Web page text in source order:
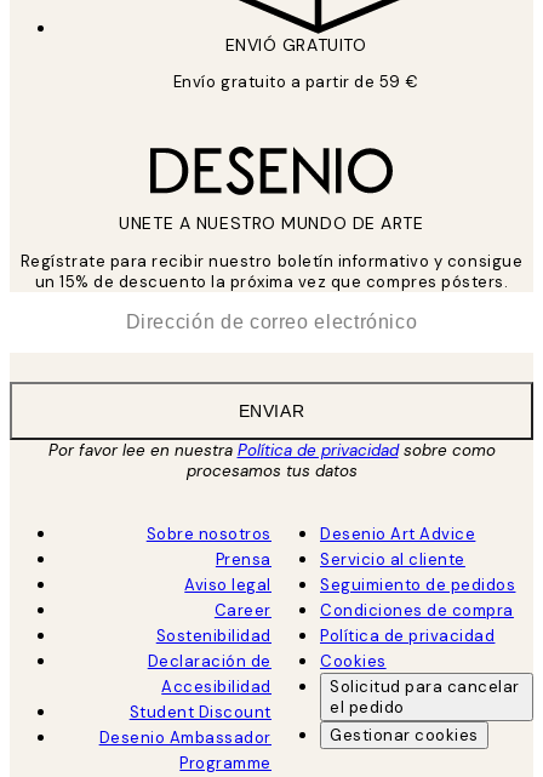
ENVIÓ GRATUITO
Envío gratuito a partir de 59 €
UNETE A NUESTRO MUNDO DE ARTE
Regístrate para recibir nuestro boletín informativo y consigue
un 15% de descuento la próxima vez que compres pósters.
ENVIAR
Por favor lee en nuestra Política de privacidadsobre como
procesamos tus datos
Sobre nosotros
Prensa
Aviso legal
Career
Sostenibilidad
Declaración de
Accesibilidad
Student Discount
Desenio Ambassador
Programme
Desenio Art Advice
Servicio al cliente
Seguimiento de pedidos
Condiciones de compra
Política de privacidad
Cookies
Solicitud para cancelar
el pedido
Gestionar cookies